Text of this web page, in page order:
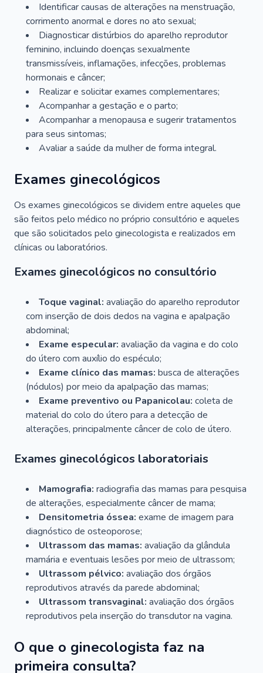
Identificar causas de alterações na menstruação,
corrimento anormal e dores no ato sexual;
Diagnosticar distúrbios do aparelho reprodutor
feminino, incluindo doenças sexualmente
transmissíveis, inflamações, infecções, problemas
hormonais e câncer;
Realizar e solicitar exames complementares;
Acompanhar a gestação e o parto;
Acompanhar a menopausa e sugerir tratamentos
para seus sintomas;
Avaliar a saúde da mulher de forma integral.
Exames ginecológicos
Os exames ginecológicos se dividem entre aqueles que
são feitos pelo médico no próprio consultório e aqueles
que são solicitados pelo ginecologista e realizados em
clínicas ou laboratórios.
Exames ginecológicos no consultório
Toque vaginal: avaliação do aparelho reprodutor
com inserção de dois dedos na vagina e apalpação
abdominal;
Exame especular: avaliação da vagina e do colo
do útero com auxílio do espéculo;
Exame clínico das mamas: busca de alterações
(nódulos) por meio da apalpação das mamas;
Exame preventivo ou Papanicolau: coleta de
material do colo do útero para a detecção de
alterações, principalmente câncer de colo de útero.
Exames ginecológicos laboratoriais
Mamografia: radiografia das mamas para pesquisa
de alterações, especialmente câncer de mama;
Densitometria óssea: exame de imagem para
diagnóstico de osteoporose;
Ultrassom das mamas: avaliação da glândula
mamária e eventuais lesões por meio de ultrassom;
Ultrassom pélvico: avaliação dos órgãos
reprodutivos através da parede abdominal;
Ultrassom transvaginal: avaliação dos órgãos
reprodutivos pela inserção do transdutor na vagina.
O que o ginecologista faz na
primeira consulta?